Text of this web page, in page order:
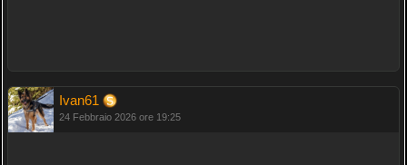
Ivan61
24 Febbraio 2026 ore 19:25